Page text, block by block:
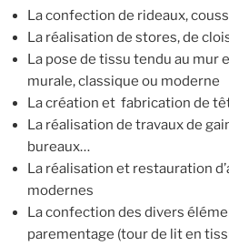
La confection de rideaux,
La réalisation de stores, de
La pose de tissu tendu au mur
murale, classique ou moderne
La création et fabrication de
La réalisation de travaux de
bureaux…
La réalisation et restauration
modernes
La confection des divers
parementage (tour de lit en